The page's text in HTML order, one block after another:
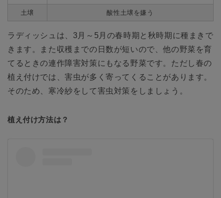
土壌 酸性土壌を嫌う
ラディッシュは、3月～5月の春時期と秋時期に種まきで
きます。また収穫までの日数が短いので、他の野菜を育
てるときの連作障害対策にもなる野菜です。ただし春の
植え付けでは、害虫が多く寄ってくることがあります。
そのため、寒冷紗をして害虫対策をしましょう。
植え付け方法は？